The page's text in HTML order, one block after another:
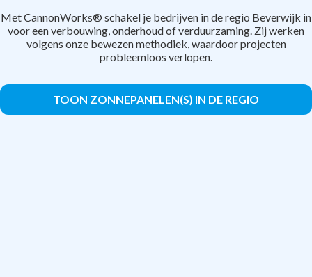
Met CannonWorks® schakel je bedrijven in de regio Beverwijk in
voor een verbouwing, onderhoud of verduurzaming. Zij werken
volgens onze bewezen methodiek, waardoor projecten
probleemloos verlopen.
TOON ZONNEPANELEN(S) IN DE REGIO